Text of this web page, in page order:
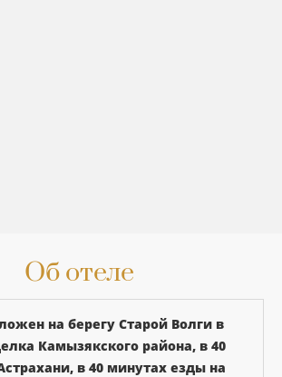
Об отеле
на берегу Старой Волги в
Камызякского района, в 40
в 40 минутах езды на